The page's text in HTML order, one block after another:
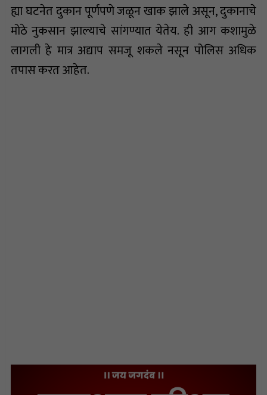
ह्या घटनेत दुकान पूर्णपणे जळून खाक झाले असून, दुकानाचे
मोठे नुकसान झाल्याचे सांगण्यात येतेय. ही आग कशामुळे
लागली हे मात्र अद्याप समजू शकले नसून पोलिस अधिक
तपास करत आहेत.